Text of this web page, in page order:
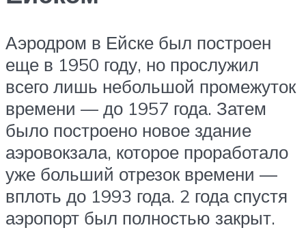
Аэродром в Ейске был построен
еще в 1950 году, но прослужил
всего лишь небольшой промежуток
времени — до 1957 года. Затем
было построено новое здание
аэровокзала, которое проработало
уже больший отрезок времени —
вплоть до 1993 года. 2 года спустя
аэропорт был полностью закрыт.